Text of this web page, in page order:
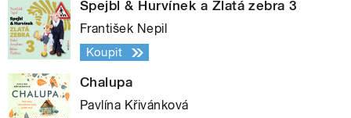
Spejbl & Hurvínek a Zlatá zebra 3
František Nepil
Koupit
Chalupa
Pavlína Křivánková